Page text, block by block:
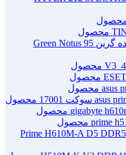
فن و هیت سینک پردازنده گرین Green Notus 95
1 محصول